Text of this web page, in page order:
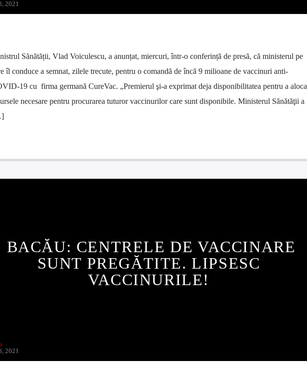
2021
Sănătății, Vlad Voiculescu, a anunțat, miercuri, într-o conferință de presă, că ministerul pe
îl conduce a semnat, zilele trecute, pentru o comandă de încă 9 milioane de vaccinuri anti-
19 cu firma germană CureVac. „Premierul şi-a exprimat deja disponibilitatea pentru a aloca
necesare pentru procurarea tuturor vaccinurilor care sunt disponibile. Ministerul Sănătăţii a
BACĂU: CENTRELE DE VACCINARE
SUNT PREGĂTITE. LIPSESC
VACCINURILE!
2021